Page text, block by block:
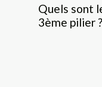
Quels sont
3ème pilier ?